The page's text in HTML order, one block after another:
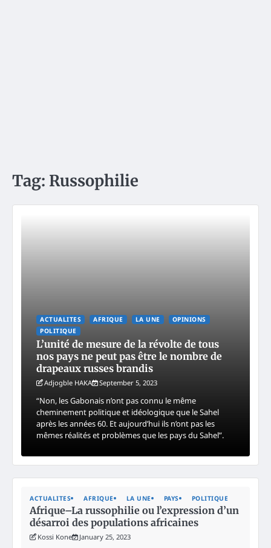
Tag: Russophilie
ACTUALITES AFRIQUE LA UNE
OPINIONS
POLITIQUE
L’unité de mesure de la révolte de tous
nos pays ne peut pas être le nombre de
drapeaux russes brandis
Adjogble HAKA September 5, 2023
“Non, les Gabonais n’ont pas connu le même
cheminement politique et idéologique que le Sahel
après les années 60. Et aujourd’hui ils n’ont pas les
mêmes réalités et problèmes que les pays du Sahel”.
ACTUALITES AFRIQUE LA UNE PAYS POLITIQUE
Afrique–La russophilie ou l’expression d’un
désarroi des populations africaines
Kossi Kone January 25, 2023